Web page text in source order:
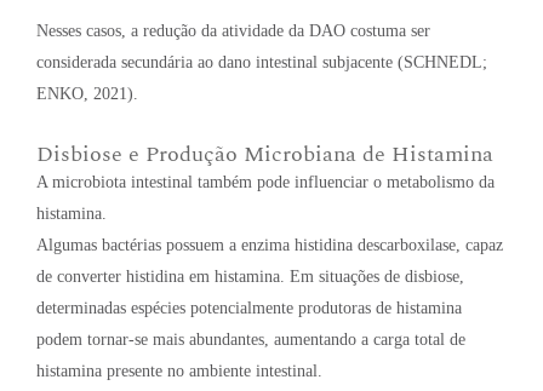
Nesses casos, a redução da atividade da DAO costuma ser
considerada secundária ao dano intestinal subjacente (SCHNEDL;
ENKO, 2021).
Disbiose e Produção Microbiana de Histamina
A microbiota intestinal também pode influenciar o metabolismo da
histamina.
Algumas bactérias possuem a enzima histidina descarboxilase, capaz
de converter histidina em histamina. Em situações de disbiose,
determinadas espécies potencialmente produtoras de histamina
podem tornar-se mais abundantes, aumentando a carga total de
histamina presente no ambiente intestinal.